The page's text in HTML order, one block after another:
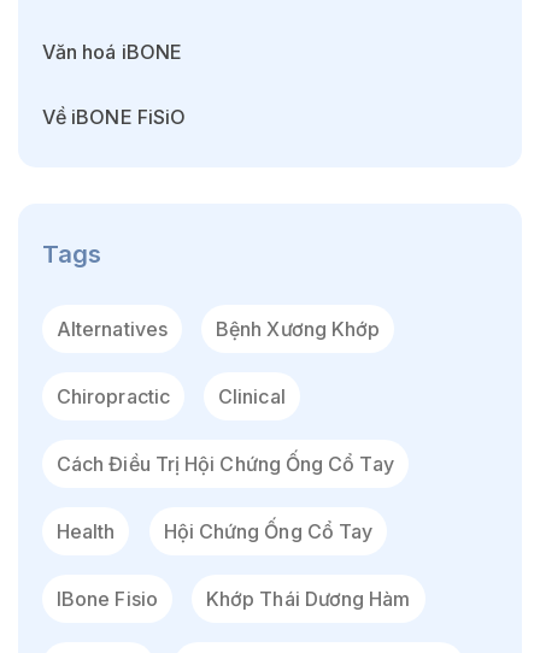
Văn hoá iBONE
Về iBONE FiSiO
Tags
Alternatives Bệnh Xương Khớp
Chiropractic Clinical
Cách Điều Trị Hội Chứng Ống Cổ Tay
Health Hội Chứng Ống Cổ Tay
IBone Fisio Khớp Thái Dương Hàm